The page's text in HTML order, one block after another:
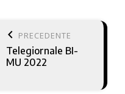
keyboard_arrow_left PRECEDENTE
Telegiornale BI-
MU 2022